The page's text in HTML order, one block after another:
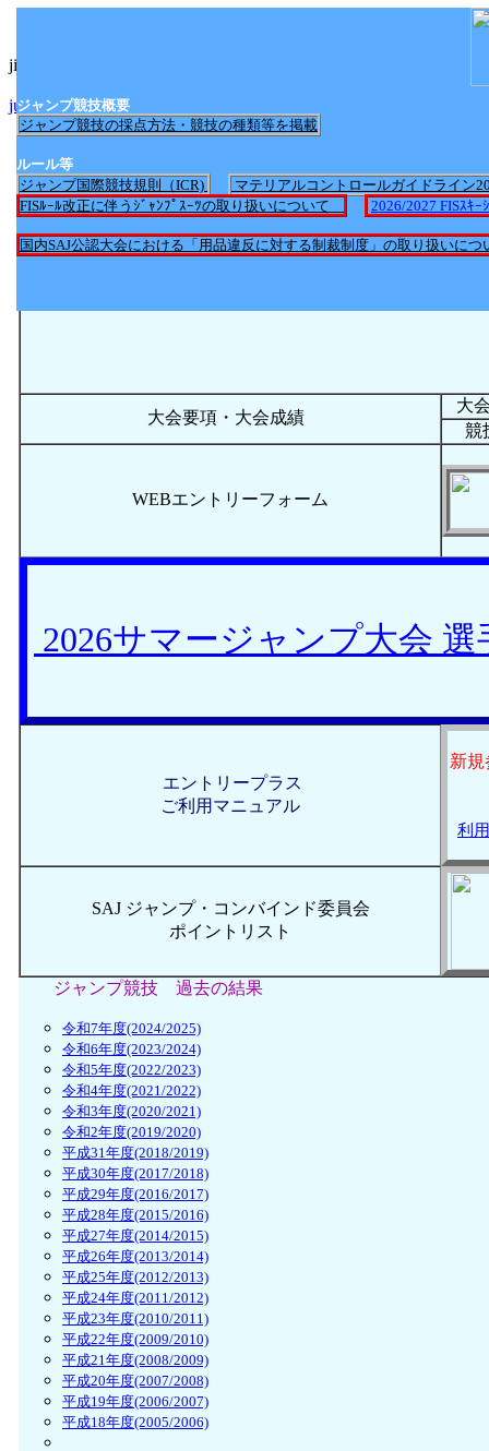
大会要項・大会成績
大
競
WEBエントリーフォーム
2026サマージャンプ大会
エントリープラス
ご利用マニュアル
新
利
SAJ ジャンプ・コンバインド委員会
ポイントリスト
ジャンプ競技 過去の結果
令和7年度(2024/2025)
令和6年度(2023/2024)
令和5年度(2022/2023)
令和4年度(2021/2022)
令和3年度(2020/2021)
令和2年度(2019/2020)
平成31年度(2018/2019)
平成30年度(2017/2018)
平成29年度(2016/2017)
平成28年度(2015/2016)
平成27年度(2014/2015)
平成26年度(2013/2014)
平成25年度(2012/2013)
平成24年度(2011/2012)
平成23年度(2010/2011)
平成22年度(2009/2010)
平成21年度(2008/2009)
平成20年度(2007/2008)
平成19年度(2006/2007)
平成18年度(2005/2006)
ジャンプ競技概要
ジャンプ競技の採点方法・競技の種類等を掲載
ルール等
ジャンプ国際競技規則（ICR)
マテリアルコントロールガイドライ
FISﾙｰﾙ改正に伴うｼﾞｬﾝﾌﾟｽｰﾂの取り扱いについて
2026/2027 FISｽｷ
国内SAJ公認大会における「用品違反に対する制裁制度」の取り扱いにつ
jimp_nittei2017.htmlへのリンク
jump_nittei2025.htmlへのリンク